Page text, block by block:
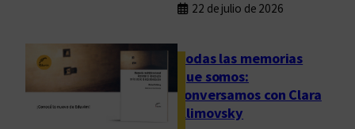
22 de julio de 2026
Todas las memorias
que somos:
conversamos con Clara
Klimovsky